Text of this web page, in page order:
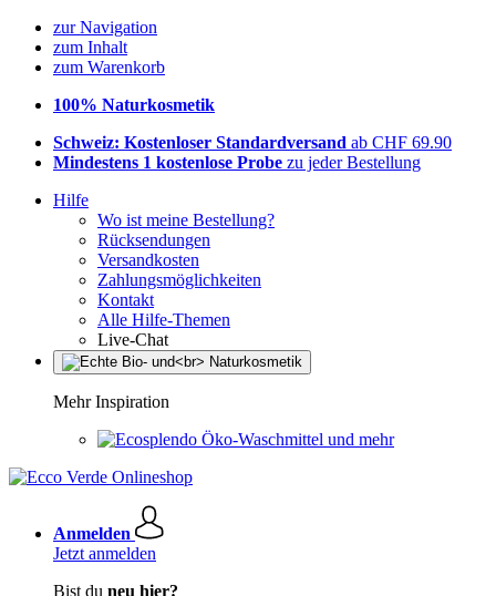
zur Navigation
zum Inhalt
zum Warenkorb
100% Naturkosmetik
Schweiz: Kostenloser Standardversand ab CHF 69.90
Mindestens 1 kostenlose Probe zu jeder Bestellung
Hilfe
Wo ist meine Bestellung?
Rücksendungen
Versandkosten
Zahlungsmöglichkeiten
Kontakt
Alle Hilfe-Themen
Live-Chat
Mehr Inspiration
Öko-Waschmittel und mehr
Anmelden
Jetzt anmelden
Bist du neu hier?